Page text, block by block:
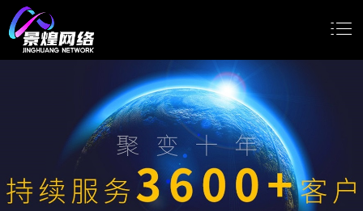
小程序开发
Google推广